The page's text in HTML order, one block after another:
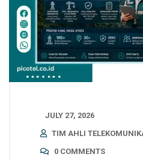
JULY 27, 2026
TIM AHLI
0 COMMENTS